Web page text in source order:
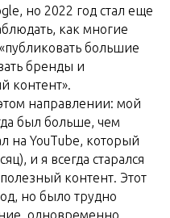
но 2022 год стал еще
как многие
большие
бренды и
контент».
направлении: мой
был больше, чем
на YouTube, который
и я всегда старался
контент. Этот
но было трудно
одновременно